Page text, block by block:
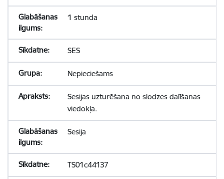
1 stunda
SES
Nepieciešams
Sesijas uzturēšana no slodzes dalīšanas
viedokļa.
Sesija
TS01c44137